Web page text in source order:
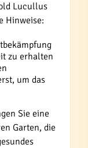
Lucullus
Hinweise:
zu erhalten
um das
Sie eine
Garten, die